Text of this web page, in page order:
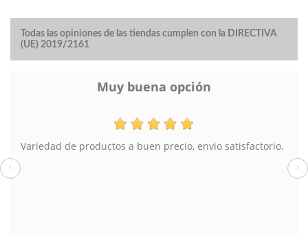
Todas las opiniones de las tiendas cumplen con la DIRECTIVA
(UE) 2019/2161
Muy buena opción
Variedad de productos a buen precio, envio satisfactorio.
‹ ›